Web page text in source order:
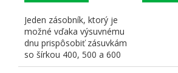
Jeden zásobník, ktorý je
možné vďaka výsuvnému
dnu prispôsobiť zásuvkám
so šírkou 400, 500 a 600
mm.